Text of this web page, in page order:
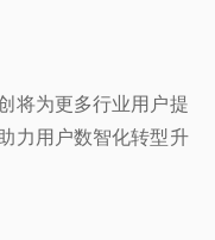
将为更多行业用户提
力用户数智化转型升